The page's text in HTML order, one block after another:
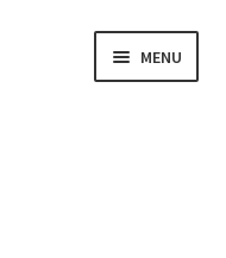
MENU